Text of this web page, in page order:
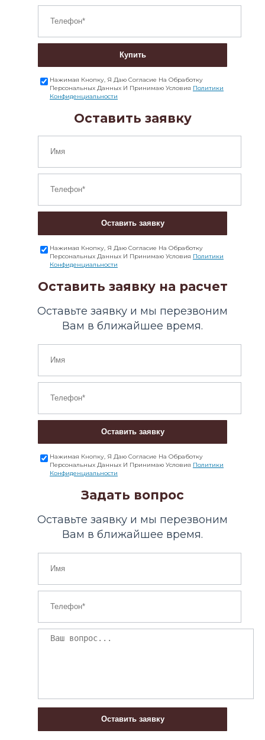
Купить
Нажимая Кнопку, Я Даю Согласие На Обработку
Персональных Данных И Принимаю Условия Политики
Конфиденциальности
Оставить заявку
Оставить заявку
Нажимая Кнопку, Я Даю Согласие На Обработку
Персональных Данных И Принимаю Условия Политики
Конфиденциальности
Оставить заявку на расчет
Оставьте заявку и мы перезвоним
Вам в ближайшее время.
Оставить заявку
Нажимая Кнопку, Я Даю Согласие На Обработку
Персональных Данных И Принимаю Условия Политики
Конфиденциальности
Задать вопрос
Оставьте заявку и мы перезвоним
Вам в ближайшее время.
Оставить заявку